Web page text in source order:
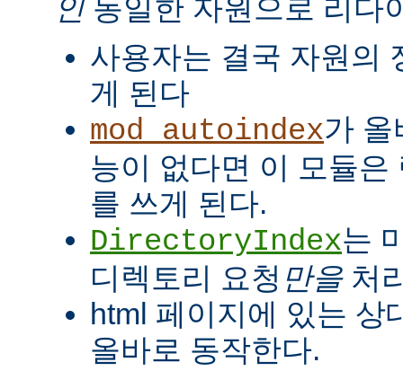
인동일한 자원으로 리다
사용자는 결국 자원의
게 된다
mod_autoindex가 올
능이 없다면 이 모듈은
를 쓰게 된다.
DirectoryIndex는
디렉토리 요청 만을처
html 페이지에 있는 상
올바로 동작한다.